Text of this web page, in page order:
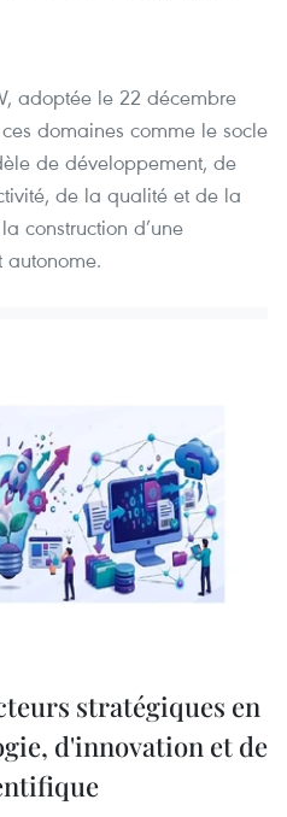
adoptée le 22 décembre
domaines comme le socle
de développement, de
de la qualité et de la
construction d’une
stratégiques en
d'innovation et de